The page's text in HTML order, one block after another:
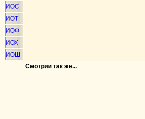
ИОС
ИОТ
ИОФ
ИОХ
ИОШ
Смотрии так же...